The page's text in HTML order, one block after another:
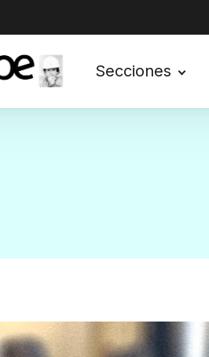
Secciones